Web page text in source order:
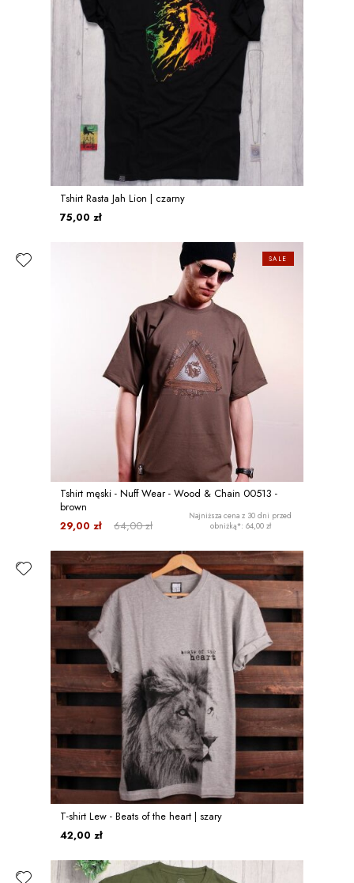
Tshirt Rasta Jah Lion | czarny
75,00 zł
Tshirt męski - Nuff Wear - Wood & Chain 00513 -
brown
64,00 zł
29,00 zł
Najniższa cena z 30 dni przed
obniżką*: 64,00 zł
SALE
T-shirt Lew - Beats of the heart | szary
42,00 zł